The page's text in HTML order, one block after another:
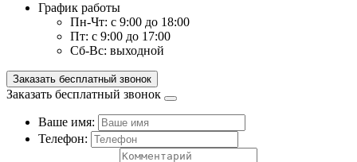
График работы
Пн-Чт: с 9:00 до 18:00
Пт: с 9:00 до 17:00
Сб-Вс: выходной
Заказать бесплатный звонок
Заказать бесплатный звонок
Ваше имя:
Телефон: